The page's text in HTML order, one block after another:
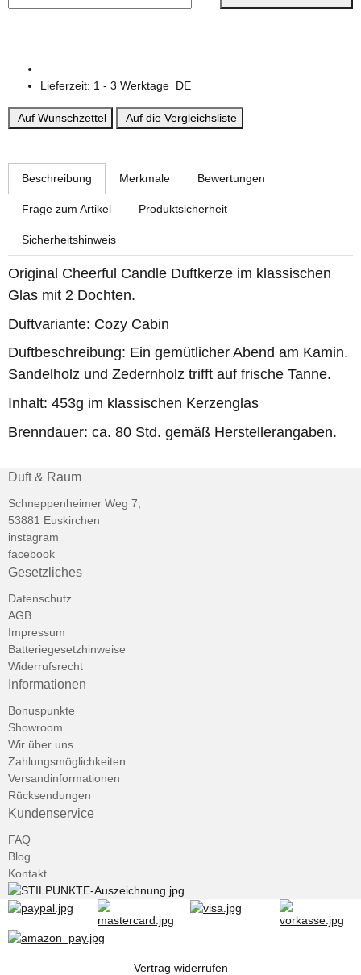
Lieferzeit: 1 - 3 Werktage DE
Auf Wunschzettel Auf die Vergleichsliste
Beschreibung Merkmale Bewertungen
Frage zum Artikel Produktsicherheit
Sicherheitshinweis
Original Cheerful Candle Duftkerze im klassischen
Glas mit 2 Dochten.
Duftvariante: Cozy Cabin
Duftbeschreibung: Ein gemütlicher Abend am Kamin.
Sandelholz und Zedernholz trifft auf frische Tanne.
Inhalt: 453g im klassischen Kerzenglas
Brenndauer: ca. 80 Std. gemäß Herstellerangaben.
Duft & Raum
Schneppenheimer Weg 7,
53881 Euskirchen
instagram
facebook
Gesetzliches
Datenschutz
AGB
Impressum
Batteriegesetzhinweise
Widerrufsrecht
Informationen
Bonuspunkte
Showroom
Wir über uns
Zahlungsmöglichkeiten
Versandinformationen
Rücksendungen
Kundenservice
FAQ
Blog
Kontakt
Vertrag widerrufen